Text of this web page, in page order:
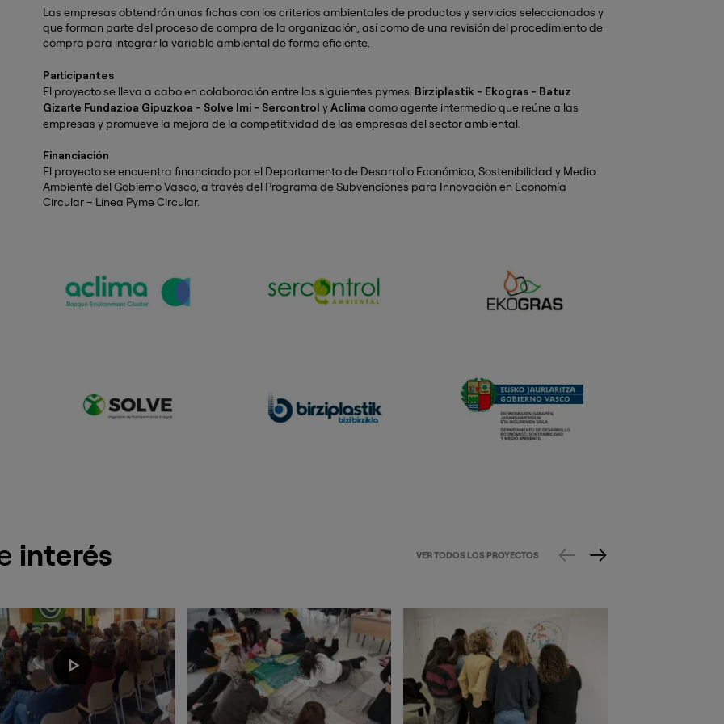
Las empresas obtendrán unas fichas con los criterios ambientales de productos y servicios seleccionados y
que forman parte del proceso de compra de la organización, así como de una revisión del procedimiento de
compra para integrar la variable ambiental de forma eficiente.
Participantes
El proyecto se lleva a cabo en colaboración entre las siguientes pymes: Birziplastik - Ekogras - Batuz
Gizarte Fundazioa Gipuzkoa - Solve Imi - SercontrolyAclima como agente intermedio que reúne a las
empresas y promueve la mejora de la competitividad de las empresas del sector ambiental.
Financiación
El proyecto se encuentra financiado por el Departamento de Desarrollo Económico, Sostenibilidad y Medio
Ambiente del Gobierno Vasco, a través del Programa de Subvenciones para Innovación en Economía
Circular – Línea Pyme Circular.
interés VER TODOS LOS PROYECTOS